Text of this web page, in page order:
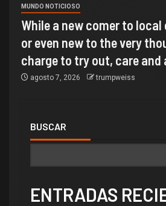
MUNDO NOTICIOSO
While a new comer to
or even new to the very
charge to try out, care
agosto 7, 2026 trumpweiss
BUSCAR
ENTRADAS